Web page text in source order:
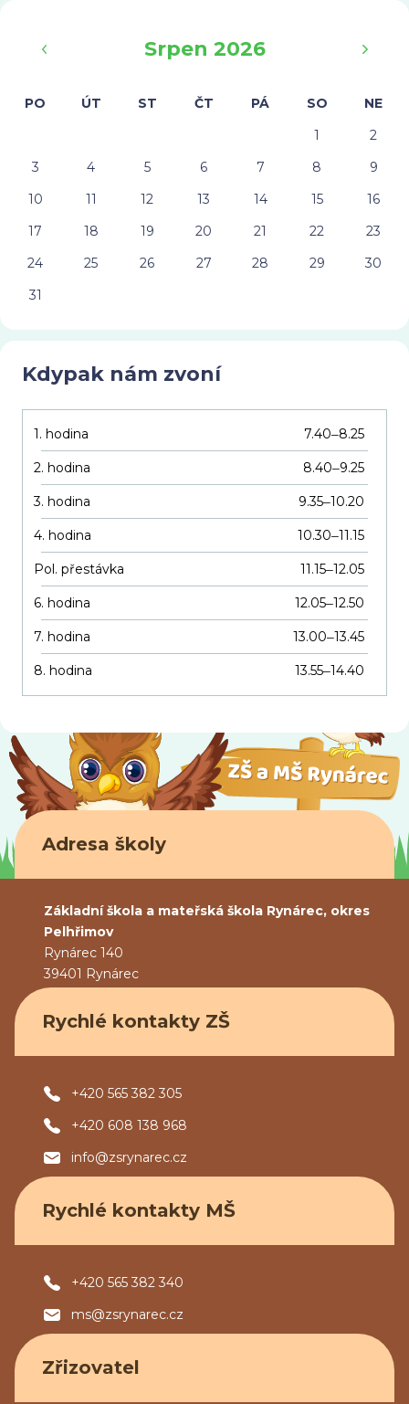
Srpen 2026
PO ÚT ST ČT PÁ SO
NE
1
2
3
4 5 6 7 8
9
10
11 12 13 14 15
16
17
18 19 20 21 22
23
24
25 26 27 28 29
30
31
Kdypak nám zvoní
1. hodina 7.40–8.25
2. hodina 8.40–9.25
3. hodina 9.35–10.20
4. hodina 10.30–11.15
Pol. přestávka 11.15–12.05
6. hodina 12.05–12.50
7. hodina 13.00–13.45
8. hodina 13.55–14.40
Adresa školy
Základní škola a mateřská škola Rynárec, okres
Pelhřimov
Rynárec 140
39401 Rynárec
Rychlé kontakty ZŠ
+420 565 382 305
+420 608 138 968
info@zsrynarec.cz
Rychlé kontakty MŠ
+420 565 382 340
ms@zsrynarec.cz
Zřizovatel